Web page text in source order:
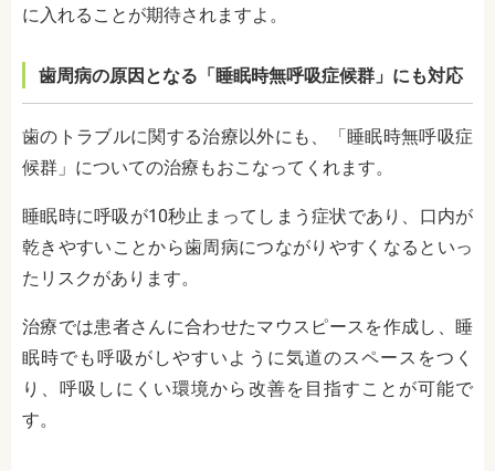
に入れることが期待されますよ。
歯周病の原因となる「睡眠時無呼吸症候群」にも対応
歯のトラブルに関する治療以外にも、「睡眠時無呼吸症
候群」についての治療もおこなってくれます。
睡眠時に呼吸が10秒止まってしまう症状であり、口内が
乾きやすいことから歯周病につながりやすくなるといっ
たリスクがあります。
治療では患者さんに合わせたマウスピースを作成し、睡
眠時でも呼吸がしやすいように気道のスペースをつく
り、呼吸しにくい環境から改善を目指すことが可能で
す。